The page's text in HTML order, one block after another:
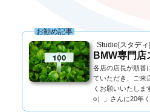
Studie[スタディ]
お勧め記事
BMW専門
各店の店長が順番
ていただき、ご来
くお願いいたし
o）」さんに20年